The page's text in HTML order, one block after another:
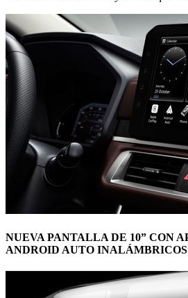
NUEVA PANTALLA DE 10” CON
ANDROID AUTO INALÁMBRICOS